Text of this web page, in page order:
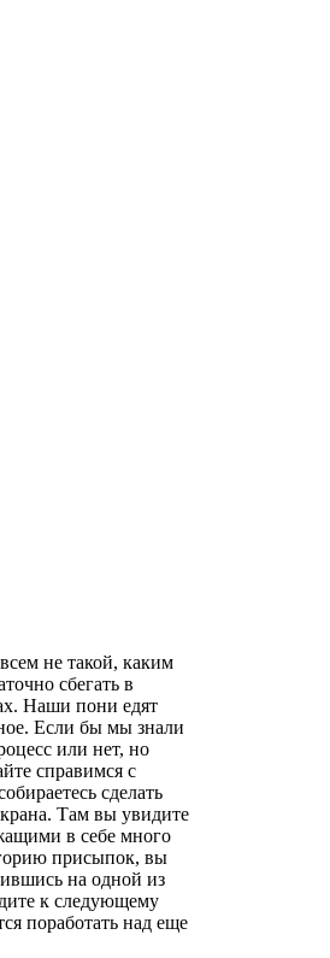
не такой, каким
сбегать в
Наши пони едят
Если бы мы знали
или нет, но
справимся с
сделать
Там вы увидите
в себе много
присыпок, вы
на одной из
к следующему
поработать над еще